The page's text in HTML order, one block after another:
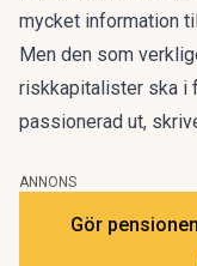
mycket information
Men den som
riskkapitalister ska i
passionerad ut,
ANNONS
Gör